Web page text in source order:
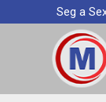
Seg a